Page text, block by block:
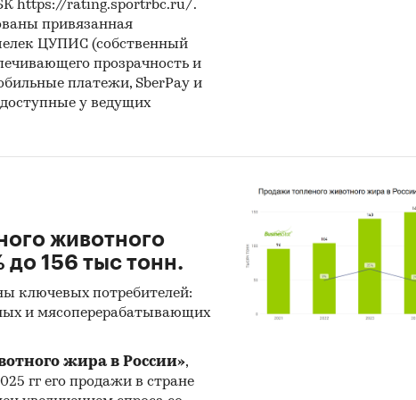
CO., LTD, BAYRAMLI GROUP LLC, MEDICOVER
WEIHAI SUNWAY MEDICAL TECHNOLOGY CO., LTD
`Экспорт` рассмотрены российские экспортеры:
В.В., ООО `АГРОВЕТ`, АО `ЗАВОД МЕДИЦИНСКИХ
рынок вакуумных пробирок в последние
торгового баланса было отрицательное и
игроками среди российских производителей
ООО `ЭЙЛИТОН`, ООО `БЕРИМЕД`, ООО `ГРАНАТ
по импортным поставкам в 2024 г. является
95%).
https://rating.sportrbc.ru/.
привязанная
ЦУПИС (собственный
прозрачность и
платежи, SberPay и
у ведущих
животного
156 тыс тонн.
ключевых потребителей:
и мясоперерабатывающих
жира в России»,
гг его продажи в стране